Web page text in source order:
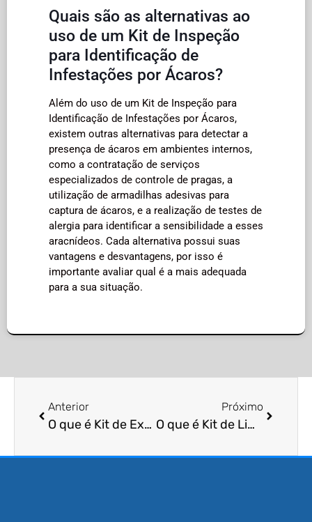
Quais são as alternativas ao
uso de um Kit de Inspeção
para Identificação de
Infestações por Ácaros?
Além do uso de um Kit de Inspeção para
Identificação de Infestações por Ácaros,
existem outras alternativas para detectar a
presença de ácaros em ambientes internos,
como a contratação de serviços
especializados de controle de pragas, a
utilização de armadilhas adesivas para
captura de ácaros, e a realização de testes de
alergia para identificar a sensibilidade a esses
aracnídeos. Cada alternativa possui suas
vantagens e desvantagens, por isso é
importante avaliar qual é a mais adequada
para a sua situação.
Anterior
O que é Kit de Extermínio de Cupins em Estruturas de Madeira?
Próximo
O que é Kit de Limpeza de Reservatórios de Água de Consumo Animal?